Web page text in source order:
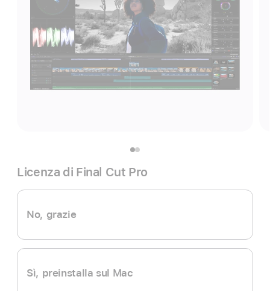
Licenza di Final Cut Pro
No, grazie
Sì, preinstalla sul Mac